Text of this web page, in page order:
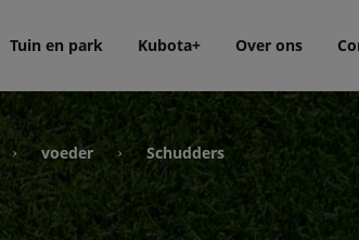
Tuin en park Kubota+ Over ons
› voeder › Schudders